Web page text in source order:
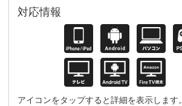
対応情報
アイコンをタップすると詳細を表示します。